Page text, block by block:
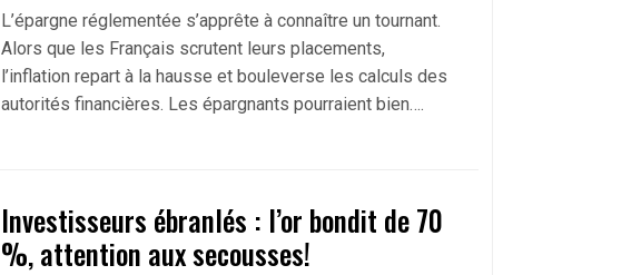
L’épargne réglementée s’apprête à connaître un tournant.
Alors que les Français scrutent leurs placements,
l’inflation repart à la hausse et bouleverse les calculs des
autorités financières. Les épargnants pourraient bien….
Investisseurs ébranlés : l’or bondit de 70
%, attention aux secousses!